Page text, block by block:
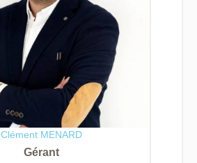
Clément MENARD
Gérant